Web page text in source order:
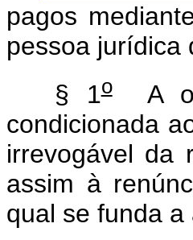
pagos
pessoa jurídica
§ 1oA
condicionada
irrevogável da
assim à
qual se funda a